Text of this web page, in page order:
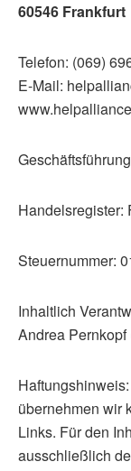
60546 Frankfurt
Telefon: (069)
E-Mail:
Handelsregister:
Steuernummer:
Inhaltlich
Andrea
übernehmen wir
Links. Für den
ausschließlich